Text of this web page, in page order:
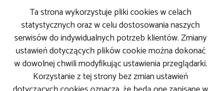
e-mail: biuro@piotrowskanieruchomosci.pl
Mieszkaniana wynajem
Domyna wynajem
Działkina wynajem
Ta strona wykorzystuje pliki cookies w celach
statystycznych oraz w celu dostosowania naszych
serwisów do indywidualnych potrzeb klientów. Zmiany
ustawień dotyczących plików cookie można dokonać
w dowolnej chwili modyfikując ustawienia przeglądarki.
Korzystanie z tej strony bez zmian ustawień